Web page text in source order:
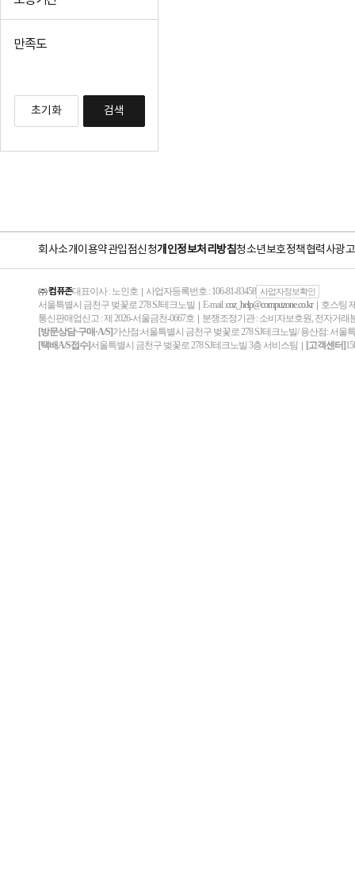
만족도
초기화 검색
회사소개이용약관입점신청개인정보처리방침청소년보호정책협력사광
㈜ 컴퓨존대표이사 : 노인호 ｜ 사업자등록번호 : 106-81-83458 사업자정보확인
서울특별시 금천구 벚꽃로 278 SJ테크노빌 ｜ E-mail :coz_help@compuzone.co.kr｜ 호스팅
통신판매업신고 : 제 2026-서울금천-0667호 ｜ 분쟁조정기관 : 소비자보호원, 전자거래
[방문상담·구매·A/S]가산점:서울특별시 금천구 벚꽃로 278 SJ테크노빌/ 용산점: 서울
[택배A/S접수]서울특별시 금천구 벚꽃로 278 SJ테크노빌 3층 서비스팀 ｜ [고객센터]